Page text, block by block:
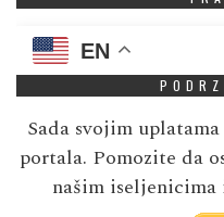
EN
Sada svojim
portala. Pomozite da
našim